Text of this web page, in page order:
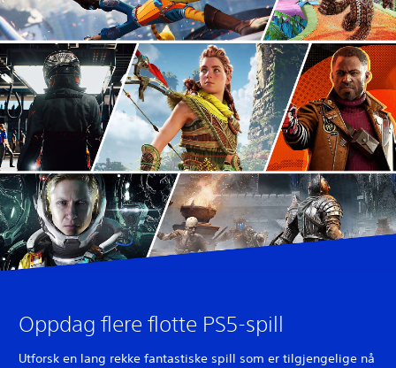
Oppdag flere flotte PS5-spill
Utforsk en lang rekke fantastiske spill som er tilgjengelige nå